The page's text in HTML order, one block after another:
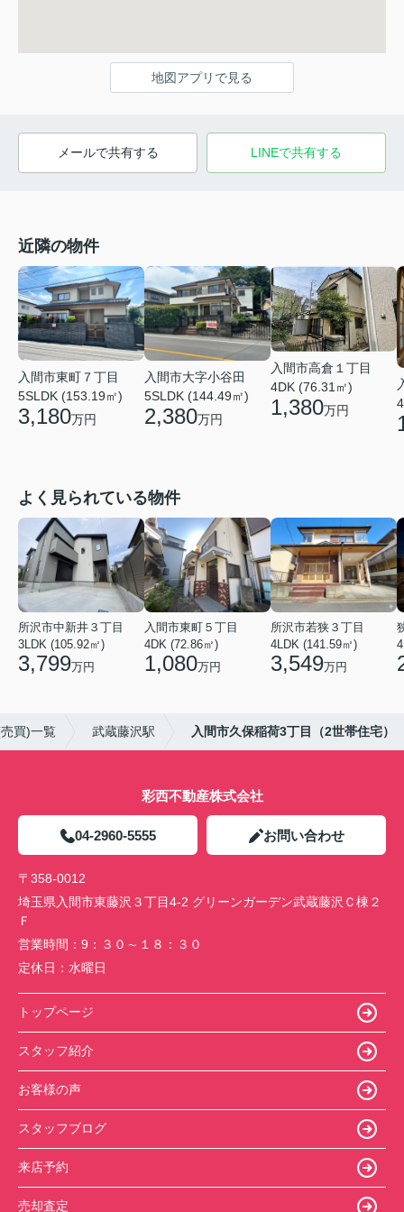
地図アプリで見る
メールで共有する LINEで共有する
近隣の物件
入間市東町７丁目
5SLDK (153.19㎡)
3,180万円
入間市大字小谷田
5SLDK (144.49㎡)
2,380万円
入間市高倉１丁目
4DK (76.31㎡)
1,380万円
よく見られている物件
所沢市中新井３丁目
3LDK (105.92㎡)
3,799万円
入間市東町５丁目
4DK (72.86㎡)
1,080万円
所沢市若狭３丁目
4LDK (141.59㎡)
3,549万円
買)一覧 武蔵藤沢駅 入間市久保稲荷3丁目（2世帯住宅）
彩西不動産株式会社
04-2960-5555 お問い合わせ
〒358-0012
埼玉県入間市東藤沢３丁目4-2 グリーンガーデン武蔵藤沢Ｃ棟２
Ｆ
営業時間： 9：３０～１８：３０
定休日： 水曜日
トップページ
スタッフ紹介
お客様の声
スタッフブログ
来店予約
売却査定